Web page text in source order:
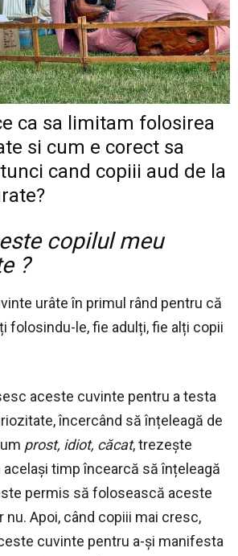
ca sa limitam folosirea
si cum e corect sa
cand copiii aud de la
copilul meu
?
urâte în primul rând pentru că
folosindu-le, fie adulți, fie alți copii
aceste cuvinte pentru a testa
încercând să înțeleagă de
prost, idiot, căcat, trezește
același timp încearcă să înțeleagă
permis să folosească aceste
nu. Apoi, când copiii mai cresc,
cuvinte pentru a-și manifesta